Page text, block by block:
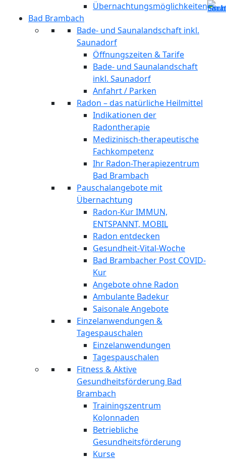
Übernachtungsmöglichkeiten
Bad Brambach
Bade- und Saunalandschaft inkl.
Saunadorf
Öffnungszeiten & Tarife
Bade- und Saunalandschaft
inkl. Saunadorf
Anfahrt / Parken
Radon – das natürliche Heilmittel
Indikationen der
Radontherapie
Medizinisch-therapeutische
Fachkompetenz
Ihr Radon-Therapiezentrum
Bad Brambach
Pauschalangebote mit
Übernachtung
Radon-Kur IMMUN,
ENTSPANNT, MOBIL
Radon entdecken
Gesundheit-Vital-Woche
Bad Brambacher Post COVID-
Kur
Angebote ohne Radon
Ambulante Badekur
Saisonale Angebote
Einzelanwendungen &
Tagespauschalen
Einzelanwendungen
Tagespauschalen
Fitness & Aktive
Gesundheitsförderung Bad
Brambach
Trainingszentrum
Kolonnaden
Betriebliche
Gesundheitsförderung
Kurse